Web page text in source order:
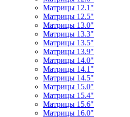
Матрицы 12.1"
Матрицы 12.5"
Матрицы 13.0"
Матрицы 13.3"
Матрицы 13.5"
Матрицы 13.9"
Матрицы 14.0"
Матрицы 14.1"
Матрицы 14.5"
Матрицы 15.0"
Матрицы 15.4"
Матрицы 15.6"
Матрицы 16.0"